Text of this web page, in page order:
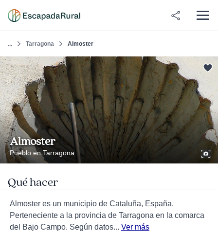
... Tarragona Almoster
Almoster
Pueblo en Tarragona
Qué hacer
Almoster es un municipio de Cataluña, España.
Perteneciente a la provincia de Tarragona en la comarca
del Bajo Campo. Según datos... Ver más